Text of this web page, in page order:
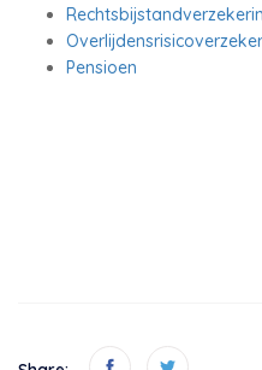
Pensioen